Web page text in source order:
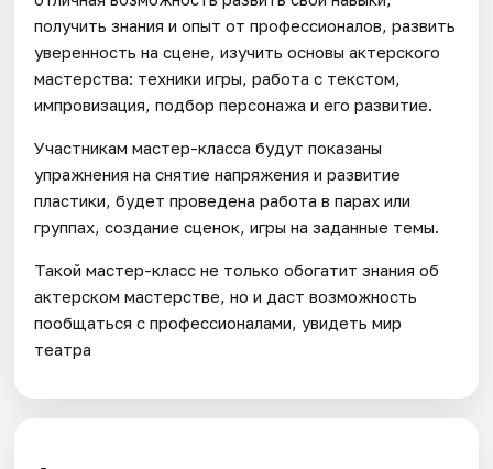
получить знания и опыт от профессионалов, развить
уверенность на сцене, изучить основы актерского
мастерства: техники игры, работа с текстом,
импровизация, подбор персонажа и его развитие.
Участникам мастер-класса будут показаны
упражнения на снятие напряжения и развитие
пластики, будет проведена работа в парах или
группах, создание сценок, игры на заданные темы.
Такой мастер-класс не только обогатит знания об
актерском мастерстве, но и даст возможность
пообщаться с профессионалами, увидеть мир
театра